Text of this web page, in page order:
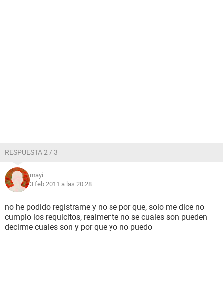
RESPUESTA 2 / 3
mayi
3 feb 2011 a las 20:28
no he podido registrame y no se por que, solo me dice no
cumplo los requicitos, realmente no se cuales son pueden
decirme cuales son y por que yo no puedo